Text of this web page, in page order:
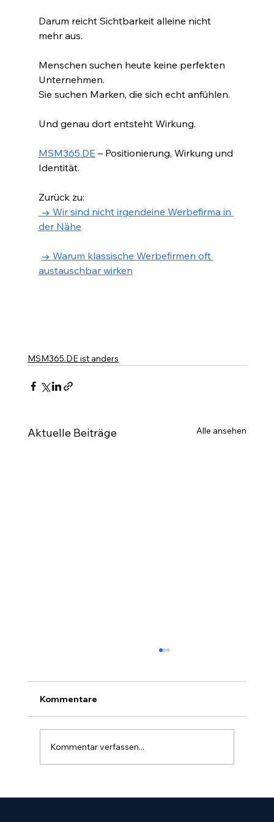
Darum reicht Sichtbarkeit alleine nicht
mehr aus.
Menschen suchen heute keine perfekten
Unternehmen.
Sie suchen Marken, die sich echt anfühlen.
Und genau dort entsteht Wirkung.
MSM365.DE – Positionierung, Wirkung und
Identität.
Zurück zu:
der Nähe
→ Warum klassische Werbefirmen oft
austauschbar wirken
MSM365.DE ist anders
Aktuelle Beiträge Alle ansehen
Kommentare
Kommentar verfassen...